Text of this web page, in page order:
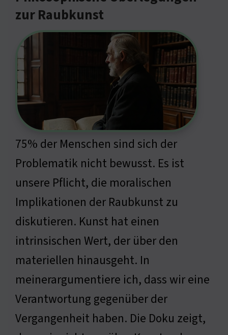
zur Raubkunst
75% der Menschen sind sich der
Problematik nicht bewusst. Es ist
unsere Pflicht, die moralischen
Implikationen der Raubkunst zu
diskutieren. Kunst hat einen
intrinsischen Wert, der über den
materiellen hinausgeht. In
meinerargumentiere ich, dass wir eine
Verantwortung gegenüber der
Vergangenheit haben. Die Doku zeigt,